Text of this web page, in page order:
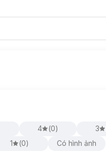
4 (0) 3
1
(0) Có hình ảnh